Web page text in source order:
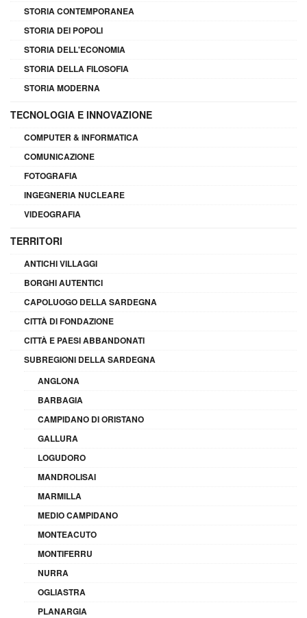
STORIA CONTEMPORANEA
STORIA DEI POPOLI
STORIA DELL'ECONOMIA
STORIA DELLA FILOSOFIA
STORIA MODERNA
TECNOLOGIA E INNOVAZIONE
COMPUTER & INFORMATICA
COMUNICAZIONE
FOTOGRAFIA
INGEGNERIA NUCLEARE
VIDEOGRAFIA
TERRITORI
ANTICHI VILLAGGI
BORGHI AUTENTICI
CAPOLUOGO DELLA SARDEGNA
CITTÀ DI FONDAZIONE
CITTÀ E PAESI ABBANDONATI
SUBREGIONI DELLA SARDEGNA
ANGLONA
BARBAGIA
CAMPIDANO DI ORISTANO
GALLURA
LOGUDORO
MANDROLISAI
MARMILLA
MEDIO CAMPIDANO
MONTEACUTO
MONTIFERRU
NURRA
OGLIASTRA
PLANARGIA